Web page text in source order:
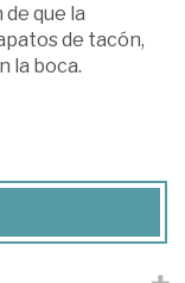
que la
de tacón,
la boca.